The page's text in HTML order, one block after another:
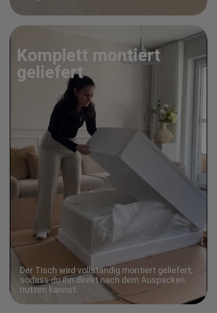
Komplett montiert
geliefert
Der Tisch wird vollständig montiert geliefert,
sodass du ihn direkt nach dem Auspacken
nutzen kannst.